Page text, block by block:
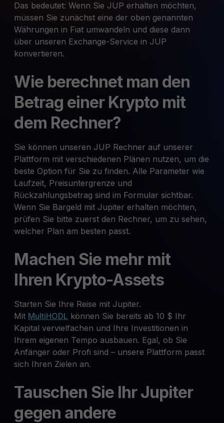
Das bedeutet: Wenn Sie JUP erhalten möchten,
müssen Sie zunächst eine der oben genannten
Währungen in Fiat umwandeln und diese dann
über unseren Exchange-Service in JUP
konvertieren.
Wie berechnet man den
Betrag einer Krypto mit
dem Rechner?
Sie können unseren JUP Rechner auf unserer
Plattform mit verschiedenen Plänen nutzen, um die
beste Option für Sie zu finden. Alle Parameter wie
Laufzeit, Preisuntergrenze und
Rückzahlungsbetrag sind im Formular sichtbar.
Wenn Sie Bargeld mit Jupiter erhalten möchten,
prüfen Sie bitte zuerst den Rechner, um zu sehen,
welcher Plan am besten passt.
Machen Sie mehr mit
Ihren Krypto-Assets
Starten Sie Ihre Reise mit Jupiter.
Mit MultiHODL können Sie bereits ab 10 $ Ihr
Kapital vervielfachen und Ihre Investitionen in
Ihrem eigenen Tempo ausbauen. Egal, ob Sie
Anfänger oder Profi sind – unsere Plattform passt
sich Ihren Zielen an.
Tauschen Sie Ihr Jupiter
gegen andere